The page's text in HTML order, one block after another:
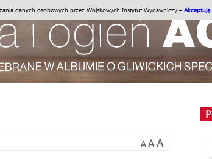
danych osobowych przez Wojskowych Instytut Wydawniczy – Akceptuję
A A A